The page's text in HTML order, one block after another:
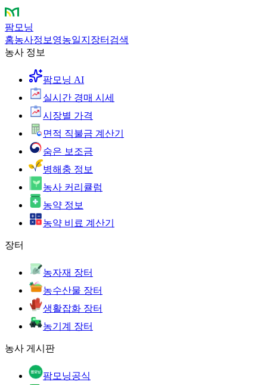
팜모닝
홈농사정보 영농일지 장터 검색
농사 정보
팜모닝 AI
실시간 경매 시세
시장별 가격
면적 직불금 계산기
숨은 보조금
병해충 정보
농사 커리큘럼
농약 정보
농약 비료 계산기
장터
농자재 장터
농수산물 장터
생활잡화 장터
농기계 장터
농사 게시판
팜모닝공식